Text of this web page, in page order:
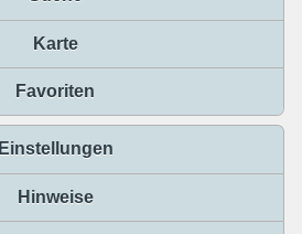
Karte
Favoriten
Einstellungen
Hinweise